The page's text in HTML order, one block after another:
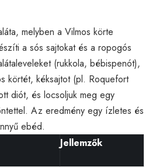
melyben a Vilmos körte
a sós sajtokat és a ropogós
(rukkola, bébispenót),
körtét, kéksajtot (pl. Roquefort
diót, és locsoljuk meg egy
Az eredmény egy ízletes és
ebéd.
Jellemzők